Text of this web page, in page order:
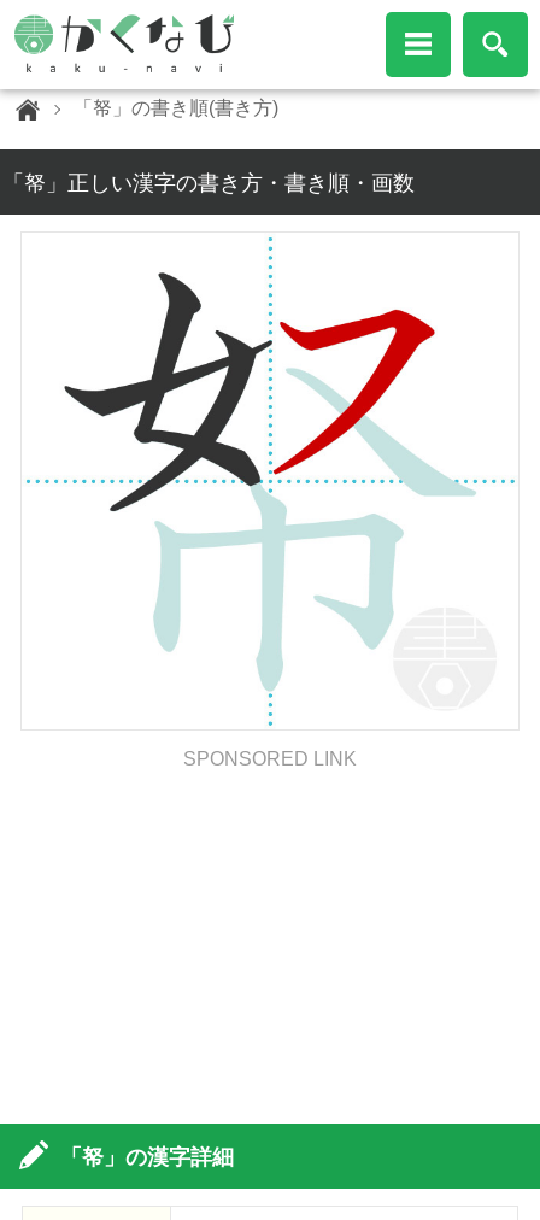
「帑」の書き順(書き方)
「帑」正しい漢字の書き方・書き順・画数
SPONSORED LINK
「帑」の漢字詳細